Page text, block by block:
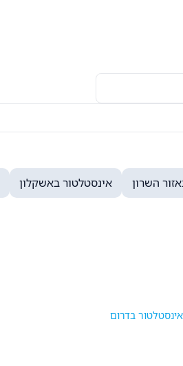
השרון אינסטלטור באשקלון
אינסטלטור בדרום